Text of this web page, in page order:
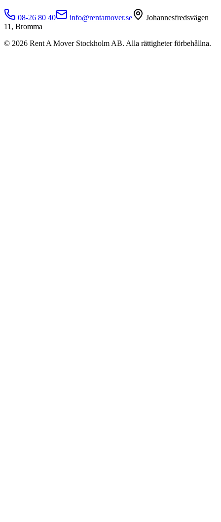
08-26 80 40 info@rentamover.se
Johannesfredsvägen
11, Bromma
© 2026 Rent A Mover Stockholm AB. Alla rättigheter förbehållna.